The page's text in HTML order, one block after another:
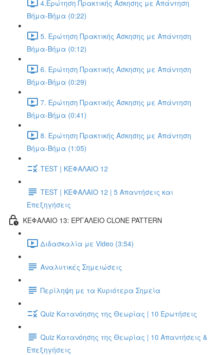
4.Ερώτηση Πρακτικής Άσκησης με Απάντηση
Βήμα-Βήμα (0:22)
5. Ερώτηση Πρακτικής Άσκησης με Απάντηση
Βήμα-Βήμα (0:12)
6. Ερώτηση Πρακτικής Άσκησης με Απάντηση
Βήμα-Βήμα (0:29)
7. Ερώτηση Πρακτικής Άσκησης με Απάντηση
Βήμα-Βήμα (0:41)
8. Ερώτηση Πρακτικής Άσκησης με Απάντηση
Βήμα-Βήμα (1:05)
TEST | ΚΕΦΑΛΑΙΟ 12
TEST | ΚΕΦΑΛΑΙΟ 12 | 5 Απαντήσεις και
Επεξηγήσεις
ΚΕΦΑΛΑΙΟ 13: ΕΡΓΑΛΕΙΟ CLONE PATTERN
Διδασκαλία με Video (3:54)
Αναλυτικές Σημειώσεις
Περίληψη με τα Κυριότερα Σημεία
Quiz Κατανόησης της Θεωρίας | 10 Ερωτήσεις
Quiz Κατανόησης της Θεωρίας | 10 Απαντήσεις &
Επεξηγήσεις